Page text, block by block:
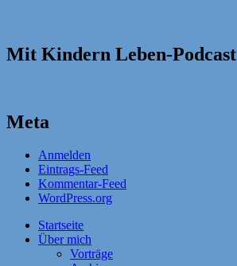
Mit Kindern Leben-Podcast
Meta
Anmelden
Eintrags-Feed
Kommentar-Feed
WordPress.org
Startseite
Über mich
Vorträge